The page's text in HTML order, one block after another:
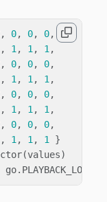
, 0, 0, 0,
, 1, 1, 1,
, 0, 0, 0,
, 1, 1, 1,
, 0, 0, 0,
, 1, 1, 1,
, 0, 0, 0,
, 1, 1, 1 }
(values)
go.